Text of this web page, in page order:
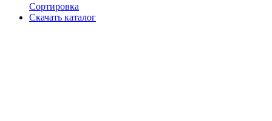
Сортировка
Скачать каталог